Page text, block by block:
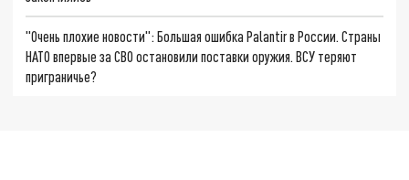
"Очень плохие новости": Большая ошибка Palantir в России. Страны
НАТО впервые за СВО остановили поставки оружия. ВСУ теряют
приграничье?